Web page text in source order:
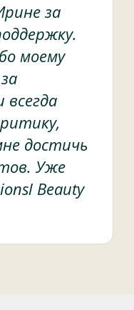
за
моему
всегда
достичь
Уже
Beauty